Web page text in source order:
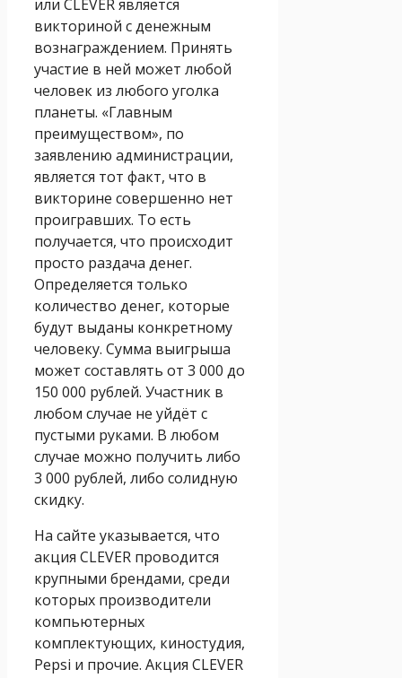
или CLEVER является
викториной с денежным
вознаграждением. Принять
участие в ней может любой
человек из любого уголка
планеты. «Главным
преимуществом», по
заявлению администрации,
является тот факт, что в
викторине совершенно нет
проигравших. То есть
получается, что происходит
просто раздача денег.
Определяется только
количество денег, которые
будут выданы конкретному
человеку. Сумма выигрыша
может составлять от 3 000 до
150 000 рублей. Участник в
любом случае не уйдёт с
пустыми руками. В любом
случае можно получить либо
3 000 рублей, либо солидную
скидку.
На сайте указывается, что
акция CLEVER проводится
крупными брендами, среди
которых производители
компьютерных
комплектующих, киностудия,
Pepsi и прочие. Акция CLEVER